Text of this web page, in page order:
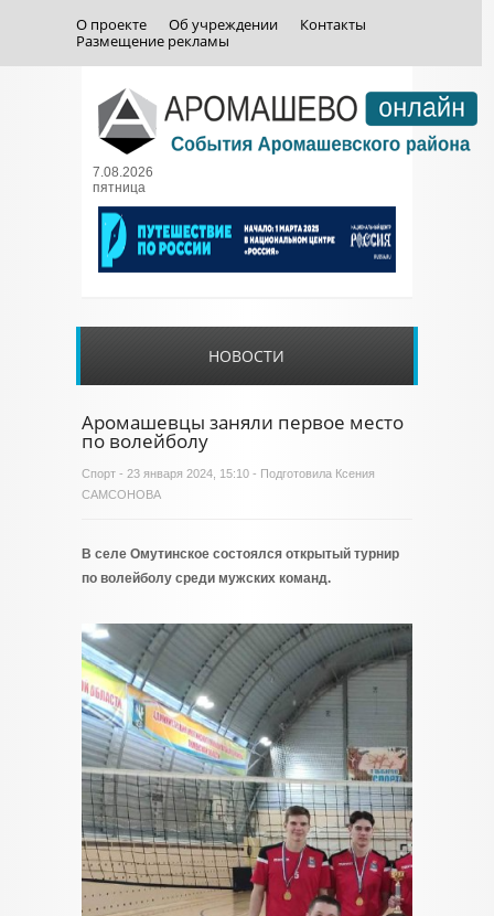
О проекте Об учреждении
Контакты
Размещение рекламы
7.08.2026
пятница
НОВОСТИ
Аромашевцы заняли первое место
по волейболу
Спорт - 23 января 2024, 15:10 - Подготовила Ксения
САМСОНОВА
В селе Омутинское состоялся открытый турнир
по волейболу среди мужских команд.